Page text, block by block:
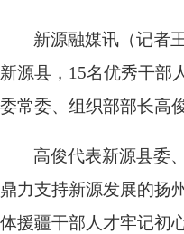
新源融媒讯（记者
新源县，15名优秀干部
委常委、组织部部长高
高俊代表新源县委
鼎力支持新源发展的扬
体援疆干部人才牢记初